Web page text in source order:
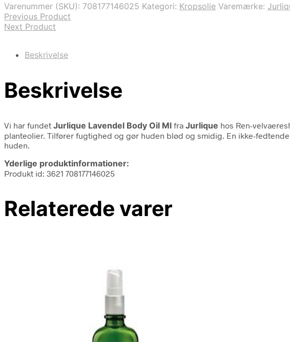
Varenummer (SKU): 708177146025 Kategori: Kropsolie Varemærke:
Previous Product
Next Product
Beskrivelse
Beskrivelse
Vi har fundet Jurlique Lavendel Body Oil Ml fra Jurlique hos Ren-
planteolier. Tilfører fugtighed og gør huden blød og smidig. En ikke-
huden.
Yderlige produktinformationer:
Produkt id: 3621 708177146025
Relaterede varer